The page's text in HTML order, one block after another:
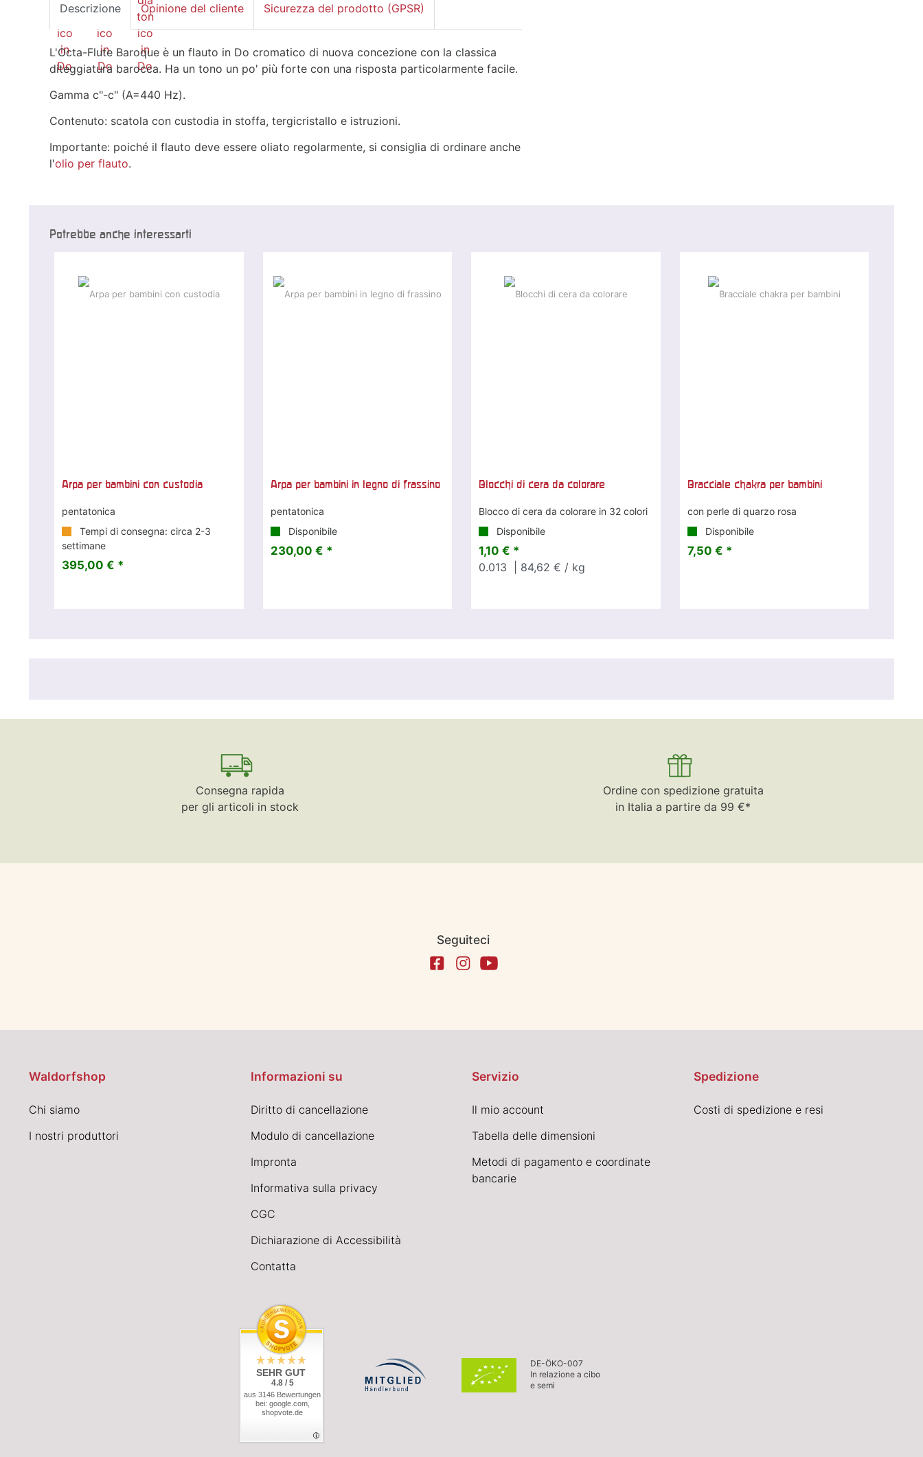
Descrizione Opinione del cliente Sicurezza del prodotto (GPSR)
L'Octa-Flute Baroque è un flauto in Do cromatico di nuova concezione con la classica
diteggiatura barocca. Ha un tono un po' più forte con una risposta particolarmente facile.
Gamma c"-c" (A=440 Hz).
Contenuto: scatola con custodia in stoffa, tergicristallo e istruzioni.
Importante: poiché il flauto deve essere oliato regolarmente, si consiglia di ordinare anche
l'olio per flauto.
Potrebbe anche interessarti
Arpa per bambini con custodia
pentatonica
Tempi di consegna: circa 2-3
settimane
395,00 € *
Arpa per bambini in legno di frassino
pentatonica
Disponibile
230,00 € *
Blocchi di cera da colorare
Blocco di cera da colorare in 32 colori
Disponibile
1,10 € *
0.013
| 84,62 € / kg
Bracciale chakra per bambini
con perle di quarzo rosa
Disponibile
7,50 € *
Consegna rapida
per gli articoli in stock
Ordine con spedizione gratuita
in Italia a partire da 99 €*
Seguiteci
Waldorfshop
Chi siamo
I nostri produttori
Informazioni su
Diritto di cancellazione
Modulo di cancellazione
Impronta
Informativa sulla privacy
CGC
Dichiarazione di Accessibilità
Contatta
Servizio
Il mio account
Tabella delle dimensioni
Metodi di pagamento e coordinate
bancarie
Spedizione
Costi di spedizione e resi
SEHR GUT
4.8 / 5
aus 3146 Bewertungen
bei: google.com,
shopvote.de
DE-ÖKO-007
In relazione a cibo
e semi